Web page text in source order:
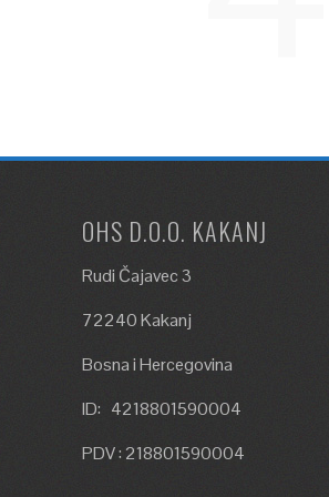
OHS D.O.O. KAKANJ
Rudi Čajavec 3
72240 Kakanj
Bosna i Hercegovina
ID: 4218801590004
PDV : 218801590004